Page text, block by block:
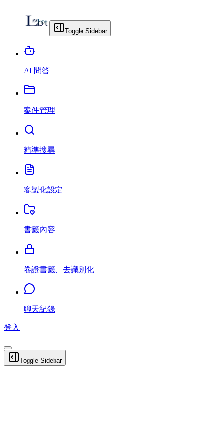
Toggle Sidebar
AI 問答
案件管理
精準搜尋
客製化設定
書籤內容
卷證書籤、去識別化
聊天紀錄
登入
Toggle Sidebar